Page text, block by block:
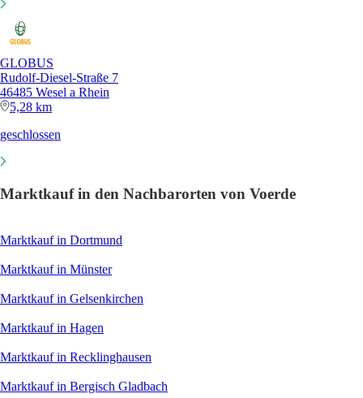
GLOBUS
Rudolf-Diesel-Straße 7
46485 Wesel a Rhein
5,28 km
geschlossen
Marktkauf in den Nachbarorten von Voerde
Marktkauf in Dortmund
Marktkauf in Münster
Marktkauf in Gelsenkirchen
Marktkauf in Hagen
Marktkauf in Recklinghausen
Marktkauf in Bergisch Gladbach